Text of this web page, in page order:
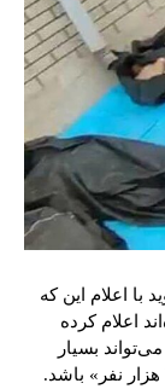
اعلام این که
اعلام کرده
بسیار